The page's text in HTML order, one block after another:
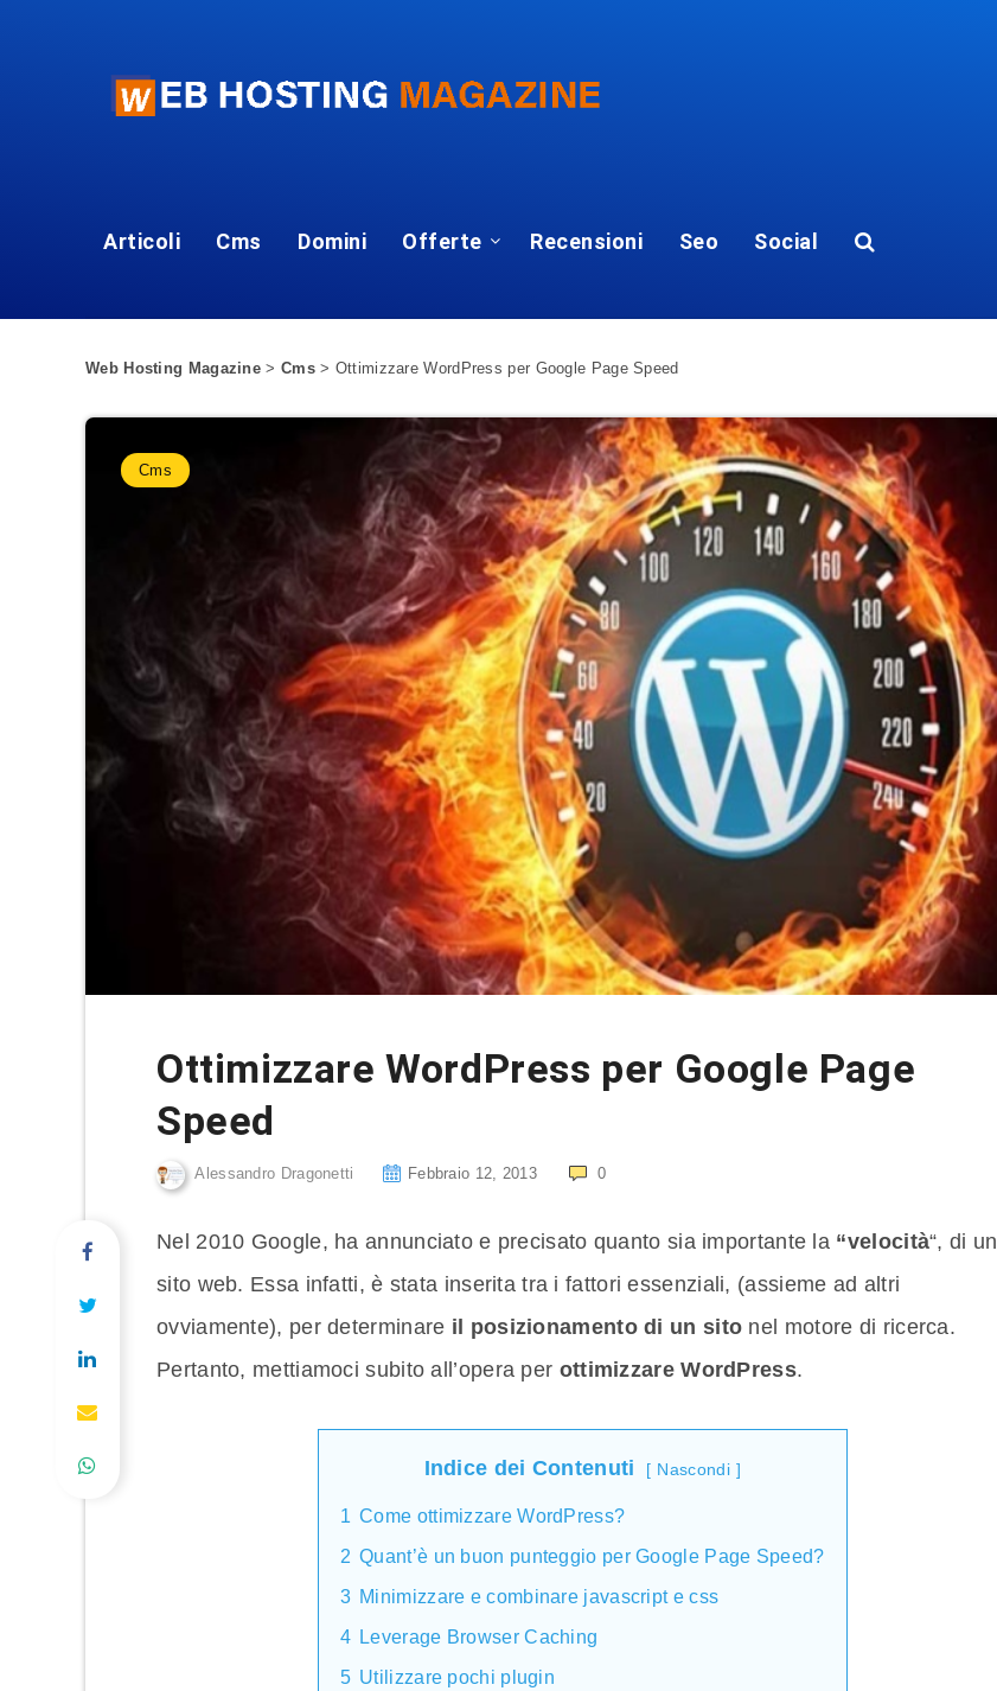
Articoli Cms Domini Offerte Recensioni Seo Social
Web Hosting Magazine > Cms> Ottimizzare WordPress per Google Page Speed
Cms
Ottimizzare WordPress per Google Page
Speed
Alessandro Dragonetti Febbraio 12, 2013 0
Nel 2010 Google, ha annunciato e precisato quanto sia importante la “velocità“, di un
sito web. Essa infatti, è stata inserita tra i fattori essenziali, (assieme ad altri
ovviamente), per determinare il posizionamento di un sito nel motore di ricerca.
Pertanto, mettiamoci subito all’opera per ottimizzare WordPress.
Indice dei Contenuti Nascondi
1 Come ottimizzare WordPress?
2 Quant’è un buon punteggio per Google Page Speed?
3 Minimizzare e combinare javascript e css
4 Leverage Browser Caching
5 Utilizzare pochi plugin